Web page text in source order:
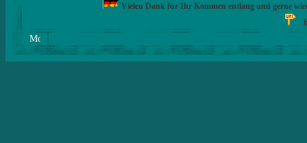
Vielen Dank für Ihr Kommen entlang und gerne